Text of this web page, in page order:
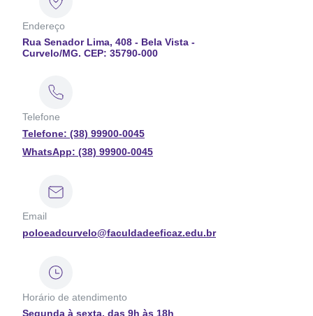
Endereço
Rua Senador Lima, 408 - Bela Vista -
Curvelo/MG. CEP: 35790-000
Telefone
Telefone: (38) 99900-0045
WhatsApp: (38) 99900-0045
Email
poloeadcurvelo@faculdadeeficaz.edu.br
Horário de atendimento
Segunda à sexta, das 9h às 18h